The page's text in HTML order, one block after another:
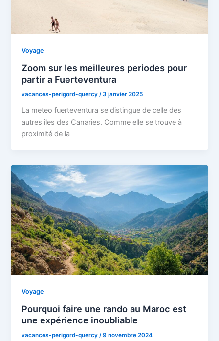
Voyage
Zoom sur les meilleures periodes pour
partir a Fuerteventura
vacances-perigord-quercy/3 janvier 2025
La meteo fuerteventura se distingue de celle des
autres îles des Canaries. Comme elle se trouve à
proximité de la
Voyage
Pourquoi faire une rando au Maroc est
une expérience inoubliable
vacances-perigord-quercy/9 novembre 2024